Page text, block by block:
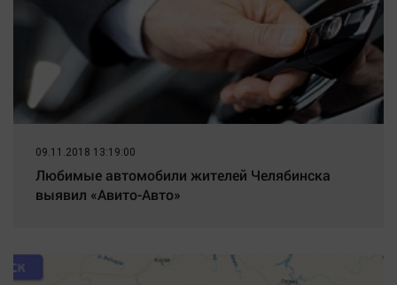
09.11.2018 13:19:00
Любимые автомобили жителей Челябинска
выявил «Авито-Авто»